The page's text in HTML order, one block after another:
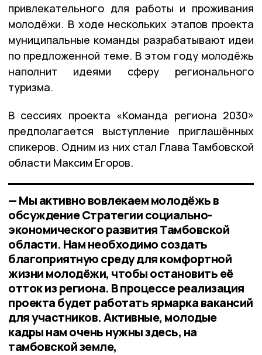
привлекательного для работы и проживания
молодёжи. В ходе нескольких этапов проекта
муниципальные команды разрабатывают идеи
по предложенной теме. В этом году молодёжь
наполнит идеями сферу регионального
туризма.
В сессиях проекта «Команда региона 2030»
предполагается выступление приглашённых
спикеров. Одним из них стал Глава Тамбовской
области Максим Егоров.
— Мы активно вовлекаем молодёжь в
обсуждение Стратегии социально-
экономического развития Тамбовской
области. Нам необходимо создать
благоприятную среду для комфортной
жизни молодёжи, чтобы остановить её
отток из региона. В процессе реализация
проекта будет работать ярмарка вакансий
для участников. Активные, молодые
кадры нам очень нужны здесь, на
тамбовской земле,